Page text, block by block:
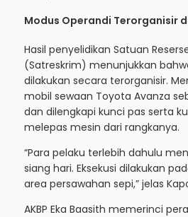
Modus Operandi Terorganisir
Hasil penyelidikan Satuan
(Satreskrim) menunjukkan
dilakukan secara terorganisir.
mobil sewaan Toyota Avanza
dan dilengkapi kunci pas serta
melepas mesin dari rangkanya.
“Para pelaku terlebih dahulu
siang hari. Eksekusi dilakukan
area persawahan sepi,” jelas
AKBP Eka Baasith memerinci